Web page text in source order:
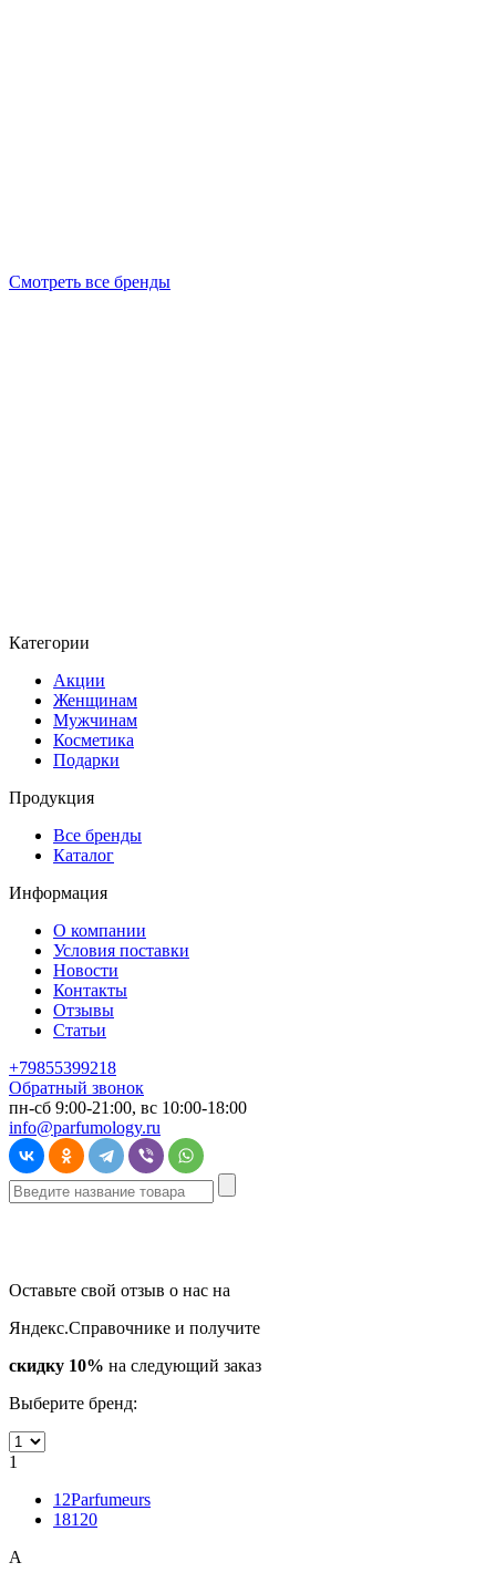
Смотреть все бренды
Категории
Акции
Женщинам
Мужчинам
Косметика
Подарки
Продукция
Все бренды
Каталог
Информация
О компании
Условия поставки
Новости
Контакты
Отзывы
Статьи
+79855399218
Обратный звонок
пн-сб 9:00-21:00, вс 10:00-18:00
info@parfumology.ru
Оставьте свой отзыв о нас на
Яндекс.Справочнике и получите
скидку 10% на следующий заказ
Выберите бренд:
1
12Parfumeurs
18120
A